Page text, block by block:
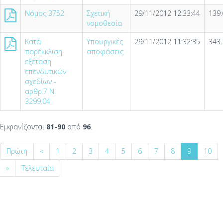
Νόμος 3752
Σχετική
νομοθεσία
29/11/2012 12:33:44
Κατά
παρέκκλιση
εξέταση
επενδυτικών
σχεδίων -
αρθρ.7 Ν.
3299.04
Υπουργικές
αποφάσεις
29/11/2012 11:32:35
Εμφανίζονται 81-90 από 96.
Πρώτη « 1 2 3 4 5 6 7 8 9
10
»
Τελευταία